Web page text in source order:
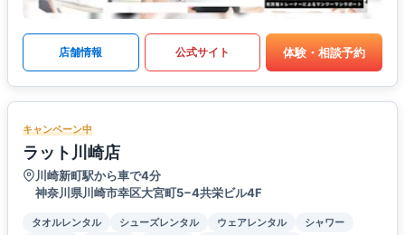
店舗情報 公式サイト 体験・相談予約
キャンペーン中
ラット川崎店
川崎新町駅から車で4分
神奈川県川崎市幸区大宮町5−4共栄ビル4F
タオルレンタル シューズレンタル ウェアレンタル
シャワー